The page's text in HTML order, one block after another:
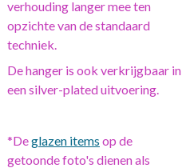
verhouding langer mee ten
opzichte van de standaard
techniek.
De hanger is ook verkrijgbaar in
een silver-plated uitvoering.
*Deglazen items op de
getoonde foto's dienen als